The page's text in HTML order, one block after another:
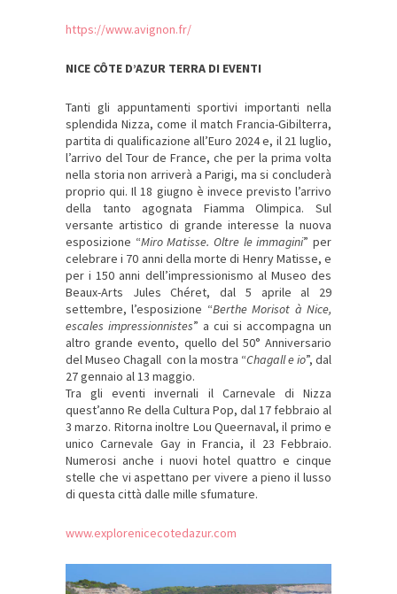
https://www.avignon.fr/
NICE CÔTE D’AZUR TERRA DI EVENTI
Tanti gli appuntamenti sportivi importanti nella
splendida Nizza, come il match Francia-Gibilterra,
partita di qualificazione all’Euro 2024 e, il 21 luglio,
l’arrivo del Tour de France, che per la prima volta
nella storia non arriverà a Parigi, ma si concluderà
proprio qui. Il 18 giugno è invece previsto l’arrivo
della tanto agognata Fiamma Olimpica. Sul
versante artistico di grande interesse la nuova
esposizione “Miro Matisse. Oltre le immagini” per
celebrare i 70 anni della morte di Henry Matisse, e
per i 150 anni dell’impressionismo al Museo des
Beaux-Arts Jules Chéret, dal 5 aprile al 29
settembre, l’esposizione “Berthe Morisot à Nice,
escales impressionnistes” a cui si accompagna un
altro grande evento, quello del 50° Anniversario
del Museo Chagall con la mostra “Chagall e io”, dal
27 gennaio al 13 maggio.
Tra gli eventi invernali il Carnevale di Nizza
quest’anno Re della Cultura Pop, dal 17 febbraio al
3 marzo. Ritorna inoltre Lou Queernaval, il primo e
unico Carnevale Gay in Francia, il 23 Febbraio.
Numerosi anche i nuovi hotel quattro e cinque
stelle che vi aspettano per vivere a pieno il lusso
di questa città dalle mille sfumature.
www.explorenicecotedazur.com